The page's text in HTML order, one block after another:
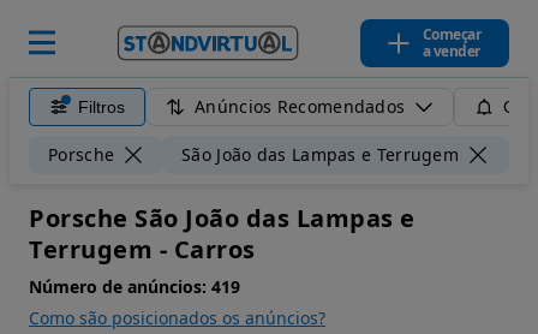
Começar
a vender
Filtros Anúncios Recomendados
Porsche São João das Lampas e Terrugem
Porsche São João das Lampas e
Terrugem - Carros
Número de anúncios: 419
Como são posicionados os anúncios?